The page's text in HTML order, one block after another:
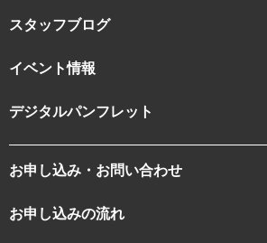
スタッフブログ
イベント情報
デジタルパンフレット
お申し込み・お問い合わせ
お申し込みの流れ